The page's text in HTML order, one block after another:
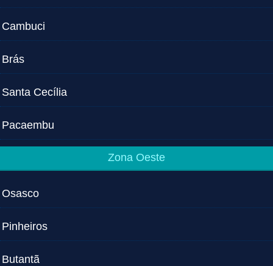
Cambuci
Brás
Santa Cecília
Pacaembu
Zona Oeste
Osasco
Pinheiros
Butantã